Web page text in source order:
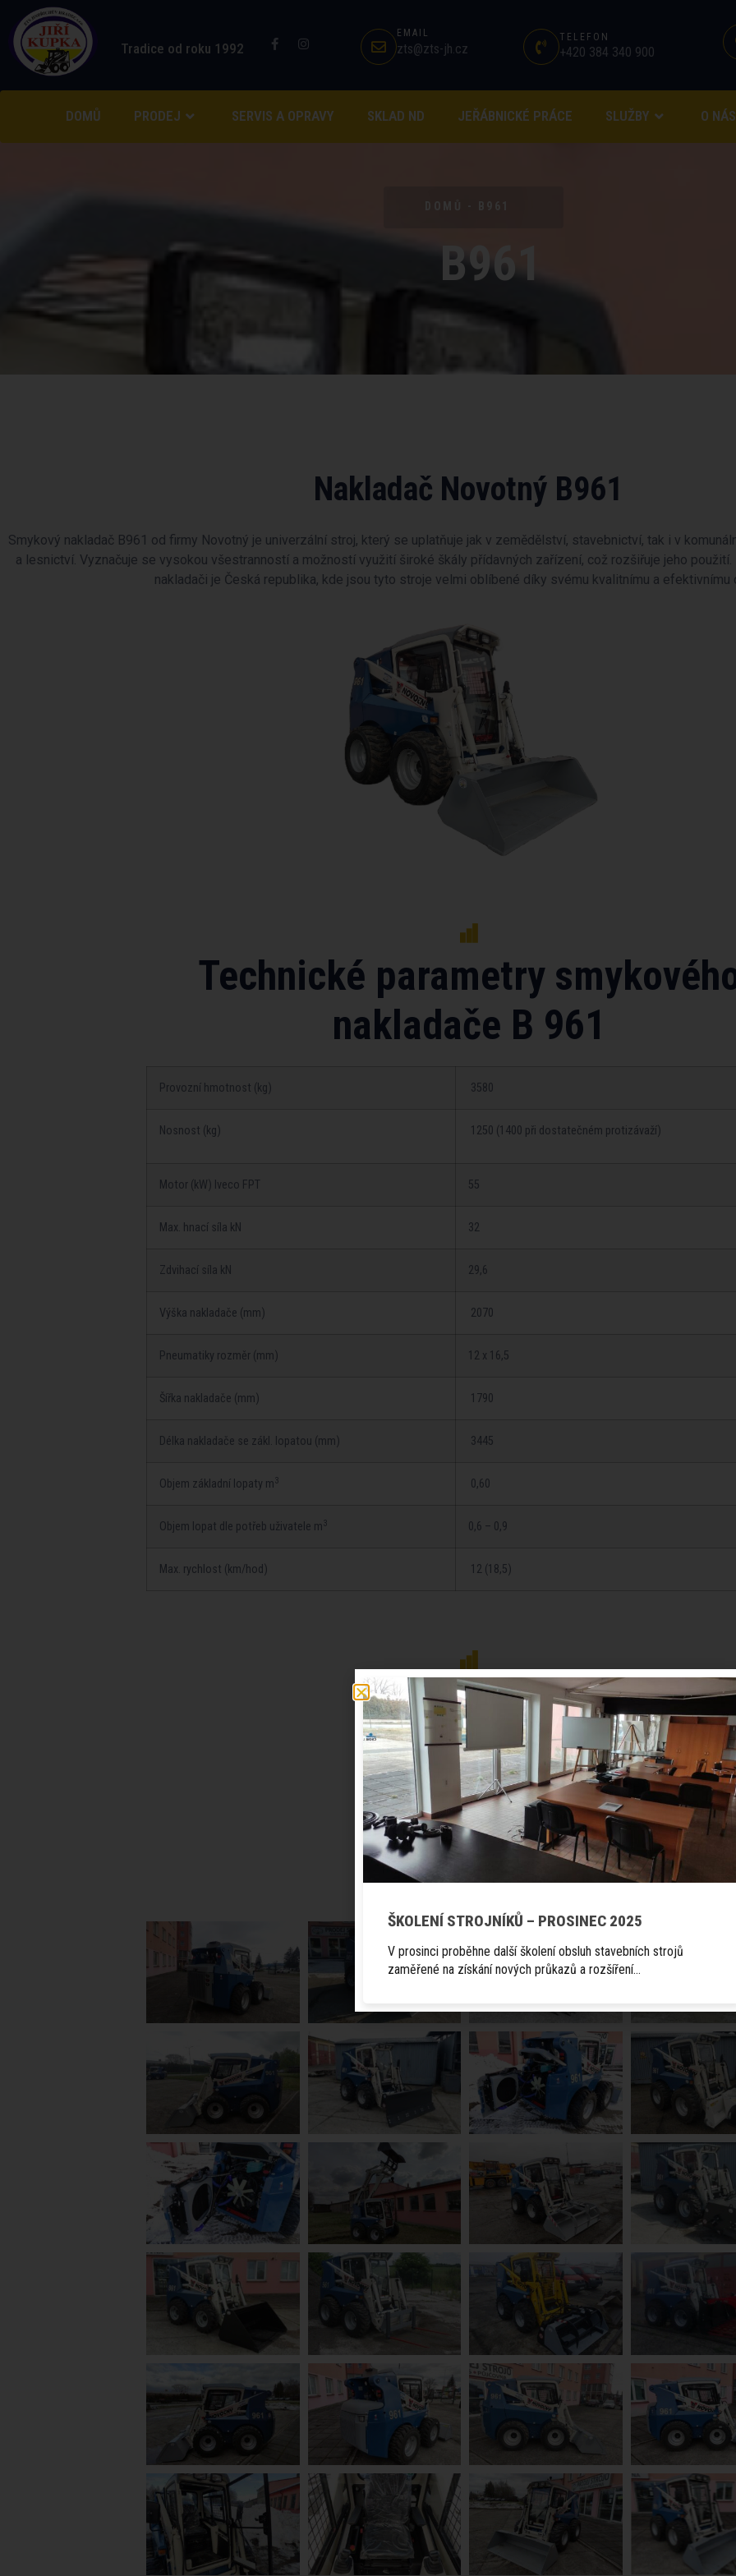
Tradice od roku 1992
EMAIL
zts@zts-jh.cz
TELEFON
+420 384 340 900
DOMŮ PRODEJ SERVIS A OPRAVY SKLAD ND JEŘÁBNICKÉ PRÁCE SLUŽBY O NÁS
B961
Nakladač Novotný B961
Smykový nakladač B961 od firmy Novotný je univerzální stroj, který se uplatňuje jak v zemědělství, stavebnictví, tak i v
a lesnictví. Vyznačuje se vysokou všestranností a možností využití široké škály přídavných zařízení, což rozšiřuje jeho
nakladači je Česká republika, kde jsou tyto stroje velmi oblíbené díky svému kvalitnímu a efektivnímu
Technické parametry
nakladače B 961
Provozní­ hmotnost (kg) 3580
Nosnost (kg) 1250 (1400 při dostatečném protizávaží­)
Motor (kW) Iveco FPT 55
Max. hnací­ sí­la kN 32
Zdvihací­ sí­la kN 29,6
Výška nakladače (mm) 2070
Pneumatiky rozměr (mm) 12 x 16,5
Ší­řka nakladače (mm) 1790
Délka nakladače se zákl. lopatou (mm) 3445
Objem základní­ lopaty m3 0,60
Objem lopat dle potřeb uživatele m3 0,6 – 0,9
Max. rychlost (km/hod) 12 (18,5)
Prospekt
katalogový list - Novotný, B961
Fotogalerie
ŠKOLENÍ STROJNÍKŮ – PROSINEC 2025
V prosinci proběhne další školení obsluh stavebních strojů
zaměřené na získání nových průkazů a rozšíření…